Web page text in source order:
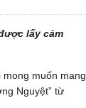
lấy cảm
muốn mang
Nguyệt” từ